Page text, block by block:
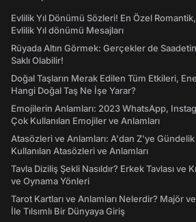
Evlilik Yıl Dönümü Sözleri! En Özel
Evlilik Yıl dönümü Mesajları
Rüyada Altın Görmek: Gerçekler de
Saklı Olabilir!
Doğal Taşların Merak Edilen Tüm Etkileri,
Hangi Doğal Taş Ne İşe Yarar?
Emojilerin Anlamları: 2023 WhatsApp,
Çok Kullanılan Emojiler ve Anlamları
Atasözleri ve Anlamları: A'dan Z'ye Gündelik
Kullanılan Atasözleri ve Anlamları
Tavla Diziliş Şekli Nasıldır? Erkek Tavlası ve
ve Oynama Yönleri
Tarot Kartları ve Anlamları Nelerdir? Majör
İle Tılsımlı Bir Dünyaya Giriş